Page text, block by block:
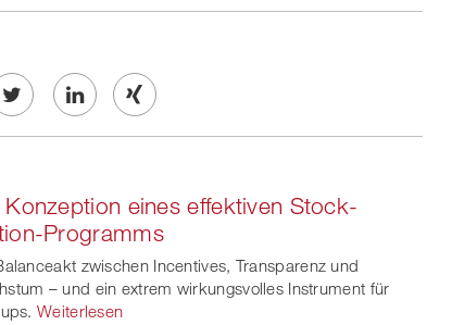
on
er
Share
linkedin
Share
Xing
Konzeption eines effektiven Stock-
Programms
zwischen Incentives, Transparenz und
– und ein extrem wirkungsvolles Instrument für
Weiterlesen